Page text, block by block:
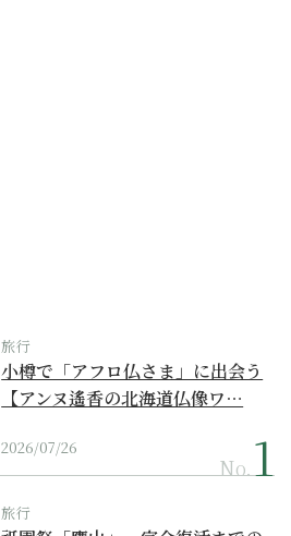
旅行
小樽で「アフロ仏さま」に出会う
【アンヌ遙香の北海道仏像ワ…
2026/07/26
No.
旅行